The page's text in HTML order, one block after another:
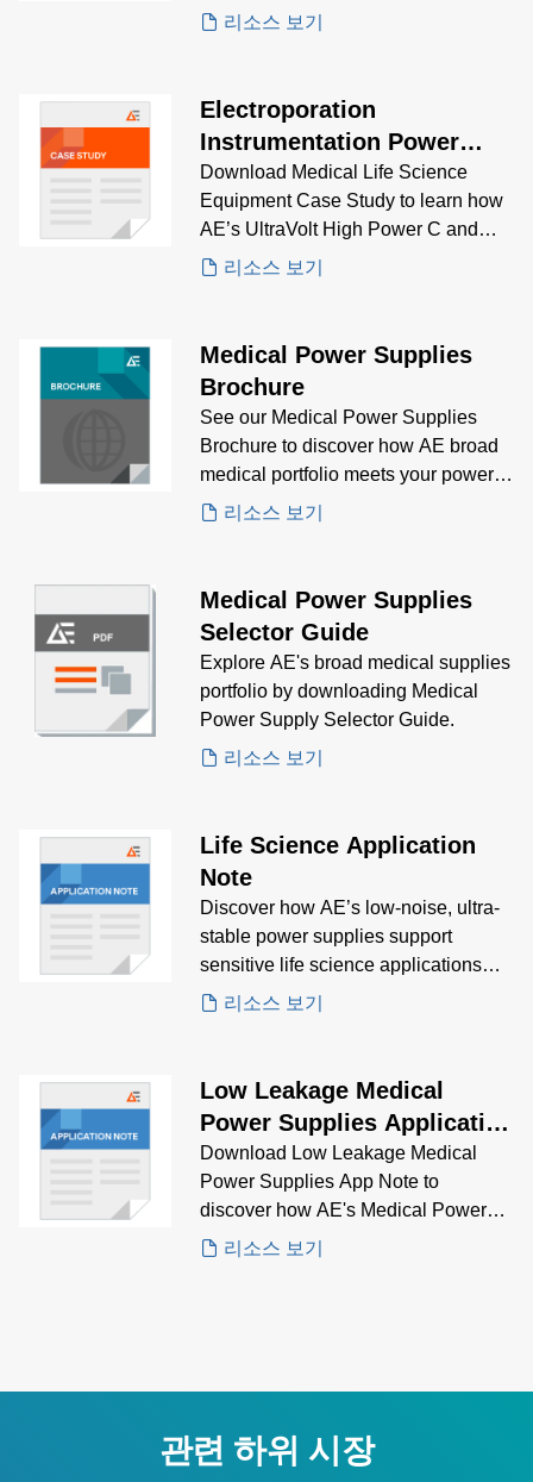
DC power supplies delivered stable,
spectrometers.
리소스 보기
Electroporation
Instrumentation Power
Supply Case Study
Download Medical Life Science
Equipment Case Study to learn how
AE’s UltraVolt High Power C and
Artesyn CPS255-M delivered low-
science instrumentation.
리소스 보기
Medical Power Supplies
Brochure
See our Medical Power Supplies
Brochure to discover how AE broad
medical portfolio meets your power
supply needs.
리소스 보기
Medical Power Supplies
Selector Guide
Explore AE's broad medical supplies
portfolio by downloading Medical
Power Supply Selector Guide.
리소스 보기
Life Science Application
Note
Discover how AE’s low-noise, ultra-
stable power supplies support
sensitive life science applications
like mass spectrometry, genomics,
리소스 보기
Low Leakage Medical
Power Supplies Application
Note
Download Low Leakage Medical
Power Supplies App Note to
discover how AE's Medical Power
Supplies solve low leakage
리소스 보기
관련 하위 시장